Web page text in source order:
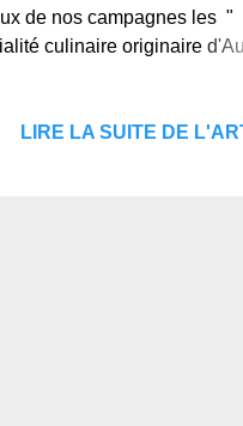
de nos campagnes les "
culinaire originaire
les œufs, le lait et
LIRE LA SUITE DE